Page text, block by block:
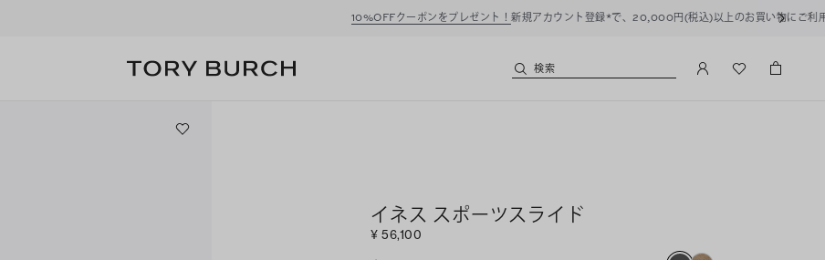
新規アカウント登録*で、20,000円(税込)以上のお買い物にご利用いただけます。
検索
イネス スポーツスライド
¥ 56,100